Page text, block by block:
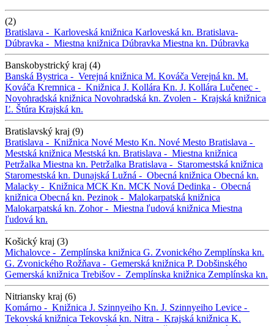
(2)
Bratislava - Karloveská knižnica Karloveská kn. Bratislava-
Dúbravka - Miestna knižnica Dúbravka Miestna kn. Dúbravka
Banskobystrický kraj (4)
Banská Bystrica - Verejná knižnica M. Kováča Verejná kn. M.
Kováča Kremnica - Knižnica J. Kollára Kn. J. Kollára Lučenec -
Novohradská knižnica Novohradská kn. Zvolen - Krajská knižnica
Ľ. Štúra Krajská kn.
Bratislavský kraj (9)
Bratislava - Knižnica Nové Mesto Kn. Nové Mesto Bratislava -
Mestská knižnica Mestská kn. Bratislava - Miestna knižnica
Petržalka Miestna kn. Petržalka Bratislava - Staromestská knižnica
Staromestská kn. Dunajská Lužná - Obecná knižnica Obecná kn.
Malacky - Knižnica MCK Kn. MCK Nová Dedinka - Obecná
knižnica Obecná kn. Pezinok - Malokarpatská knižnica
Malokarpatská kn. Zohor - Miestna ľudová knižnica Miestna
ľudová kn.
Košický kraj (3)
Michalovce - Zemplínska knižnica G. Zvonického Zemplínska kn.
G. Zvonického Rožňava - Gemerská knižnica P. Dobšinského
Gemerská knižnica Trebišov - Zemplínska knižnica Zemplínska kn.
Nitriansky kraj (6)
Komárno - Knižnica J. Szinnyeiho Kn. J. Szinnyeiho Levice -
Tekovská knižnica Tekovská kn. Nitra - Krajská knižnica K.